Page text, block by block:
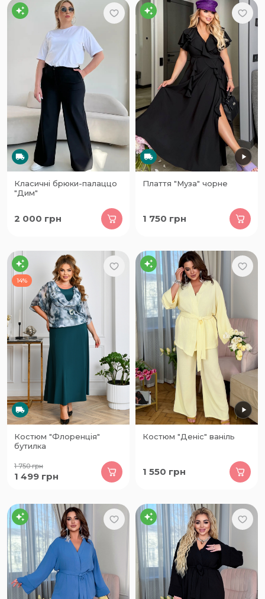
Класичні брюки-палаццо
"Дим"
2 000 грн
Плаття "Муза" чорне
1 750 грн
14%
Костюм "Флоренція"
бутилка
1 750грн
1 499 грн
Костюм "Деніс" ваніль
1 550 грн